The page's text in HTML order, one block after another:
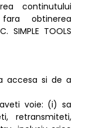
continutului
obtinerea
TOOLS
accesa si de a
voie: (i) sa
retransmiteti,